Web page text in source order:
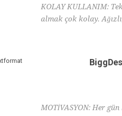
KOLAY KULLANIM:
almak çok kolay.
MOTİVASYON: Her